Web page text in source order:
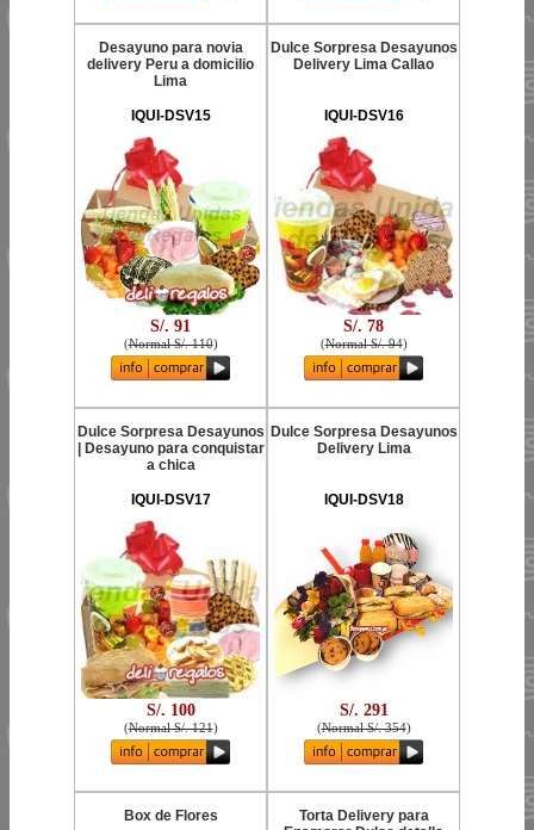
Desayuno para novia
delivery Peru a domicilio
Lima
IQUI-DSV15
S/. 91
(Normal S/. 110)
Dulce Sorpresa Desayunos
Delivery Lima Callao
IQUI-DSV16
S/. 78
(Normal S/. 94)
Dulce Sorpresa Desayunos
| Desayuno para conquistar
a chica
IQUI-DSV17
S/. 100
(Normal S/. 121)
Dulce Sorpresa Desayunos
Delivery Lima
IQUI-DSV18
S/. 291
(Normal S/. 354)
Box de Flores
Torta Delivery para